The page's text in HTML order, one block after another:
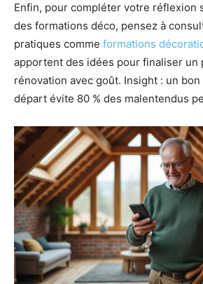
Enfin, pour compléter votre réflexion
des formations déco, pensez à
pratiques comme formations
apportent des idées pour finaliser un
rénovation avec goût. Insight : un
départ évite 80 % des malentendus